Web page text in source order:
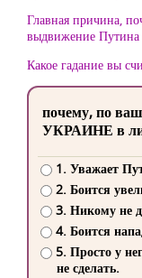
Главная причина,
выдвижение Путина
Какое гадание вы
почему, по
УКРАИНЕ в
1. Уважает
2. Боится
3. Никому не
4. Боится
5. Просто у
не сделать.